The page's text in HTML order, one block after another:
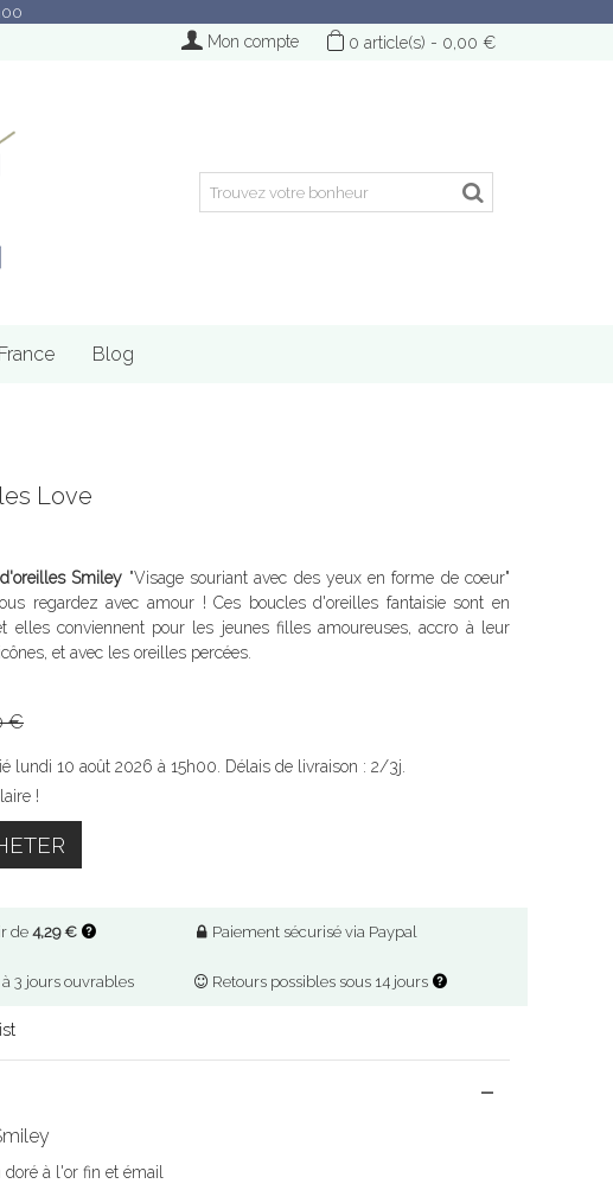
0 article(s) - 0,00 €
Mon compte
Blog
Love
Smiley "Visage souriant avec des yeux en forme de coeur"
regardez avec amour ! Ces boucles d'oreilles fantaisie sont en
elles conviennent pour les jeunes filles amoureuses, accro à leur
et avec les oreilles percées.
€
lundi 10 août 2026 à 15h00. Délais de livraison : 2/3j.
!
de4,29 €
3 jours ouvrables
Paiement sécurisé via Paypal
Retours possibles sous 14 jours
à l'or fin et émail